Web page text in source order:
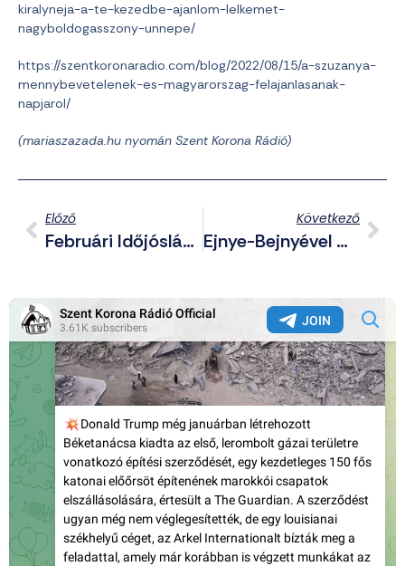
kiralyneja-a-te-kezedbe-ajanlom-lelkemet-
nagyboldogasszony-unnepe/
https://szentkoronaradio.com/blog/2022/08/15/a-szuzanya-
mennybevetelenek-es-magyarorszag-felajanlasanak-
napjarol/
(mariaszazada.hu nyomán Szent Korona Rádió)
Előző
Februári Időjóslás Medvével, Népszokásokkal – Jön A Tavasz Vagy Sem?
Következő
Ejnye-Bejnyével Megúszta A Pedofil Féreg, Mivel „kényszerítették”